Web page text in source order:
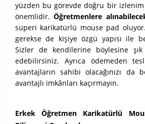
yüzden bu görevde doğru bir
önemlidir.Öğretmenlere
süperi karikatürlü mouse pad
gerekse de kişiye özgü yapısı ile
Sizler de kendilerine böylesine
edebilirsiniz. Ayrıca ödemeden
avantajların sahibi olacağınızı da
avantajlı imkânları kaçırmayın.
Erkek Öğretmen Karikatürlü